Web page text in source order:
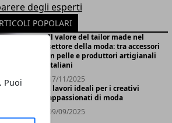
Puoi
degli esperti
POPOLARI
Il valore del tailor made nel
settore della moda: tra accessori
in pelle e produttori artigianali
italiani
17/11/2025
I lavori ideali per i creativi
appassionati di moda
09/09/2025